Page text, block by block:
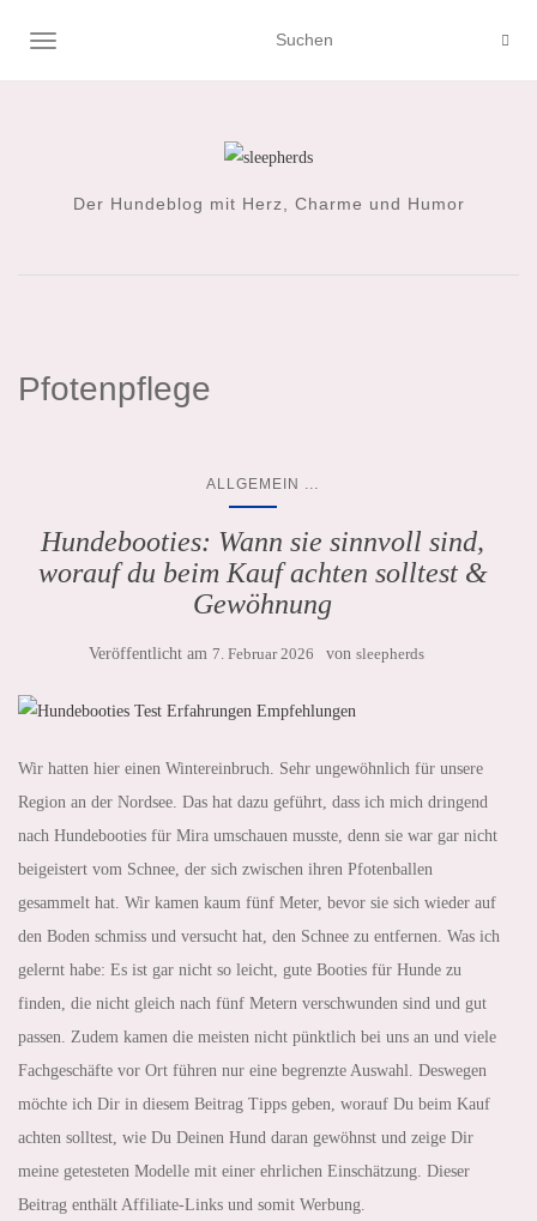
NAVIGATION UMSCHALTEN
Der Hundeblog mit Herz, Charme und Humor
Pfotenpflege
ALLGEMEIN
Hundebooties: Wann sie sinnvoll sind,
worauf du beim Kauf achten solltest &
Gewöhnung
Veröffentlicht am 7. Februar 2026 von sleepherds
Wir hatten hier einen Wintereinbruch. Sehr ungewöhnlich für unsere
Region an der Nordsee. Das hat dazu geführt, dass ich mich dringend
nach Hundebooties für Mira umschauen musste, denn sie war gar nicht
beigeistert vom Schnee, der sich zwischen ihren Pfotenballen
gesammelt hat. Wir kamen kaum fünf Meter, bevor sie sich wieder auf
den Boden schmiss und versucht hat, den Schnee zu entfernen. Was ich
gelernt habe: Es ist gar nicht so leicht, gute Booties für Hunde zu
finden, die nicht gleich nach fünf Metern verschwunden sind und gut
passen. Zudem kamen die meisten nicht pünktlich bei uns an und viele
Fachgeschäfte vor Ort führen nur eine begrenzte Auswahl. Deswegen
möchte ich Dir in diesem Beitrag Tipps geben, worauf Du beim Kauf
achten solltest, wie Du Deinen Hund daran gewöhnst und zeige Dir
meine getesteten Modelle mit einer ehrlichen Einschätzung. Dieser
Beitrag enthält Affiliate-Links und somit Werbung.